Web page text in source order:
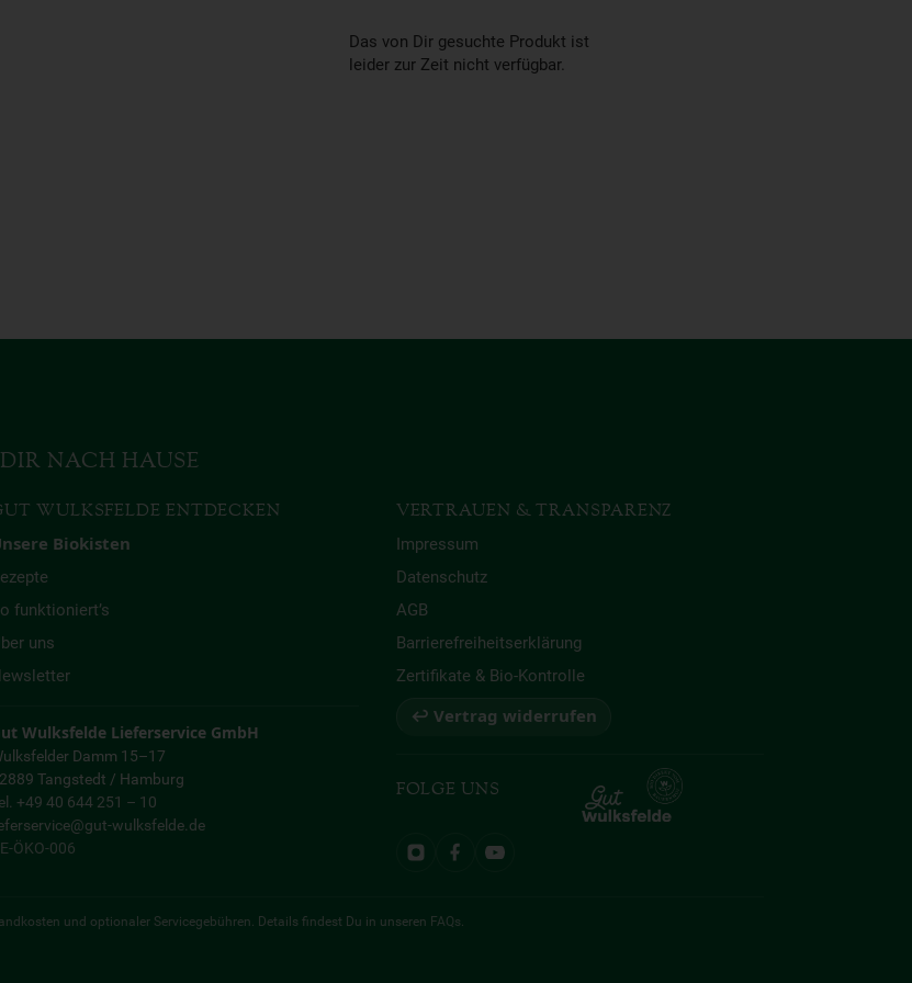
Das von Dir gesuchte Produkt ist
leider zur Zeit nicht verfügbar.
NACH HAUSE
WULKSFELDE ENTDECKEN
Biokisten
funktioniert’s
uns
Wulksfelde Lieferservice GmbH
Damm 15–17
Tangstedt / Hamburg
+49 40 644 251 – 10
wulksfelde.de
ÖKO-006
VERTRAUEN & TRANSPARENZ
Impressum
Datenschutz
AGB
Barrierefreiheitserklärung
Zertifikate & Bio-Kontrolle
↩ Vertrag widerrufen
FOLGE UNS
und optionaler Servicegebühren. Details findest Du in unseren FAQs